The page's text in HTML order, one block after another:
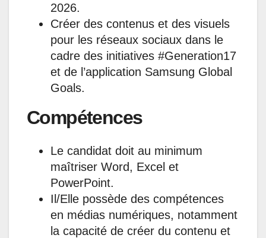
2026.
Créer des contenus et des visuels
pour les réseaux sociaux dans le
cadre des initiatives #Generation17
et de l’application Samsung Global
Goals.
Compétences
Le candidat doit au minimum
maîtriser Word, Excel et
PowerPoint.
Il/Elle possède des compétences
en médias numériques, notamment
la capacité de créer du contenu et